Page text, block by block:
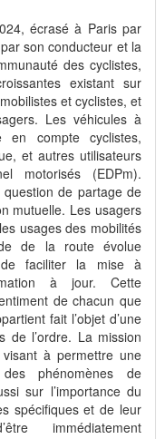
écrasé à Paris par
son conducteur et la
des cyclistes,
existant sur
et cyclistes, et
Les véhicules à
en compte cyclistes,
et autres utilisateurs
motorisés (EDPm).
question de partage de
mutuelle. Les usagers
usages des mobilités
de la route évolue
faciliter la mise à
à jour. Cette
de chacun que
fait l’objet d’une
de l’ordre. La mission
à permettre une
phénomènes de
sur l’importance du
spécifiques et de leur
immédiatement